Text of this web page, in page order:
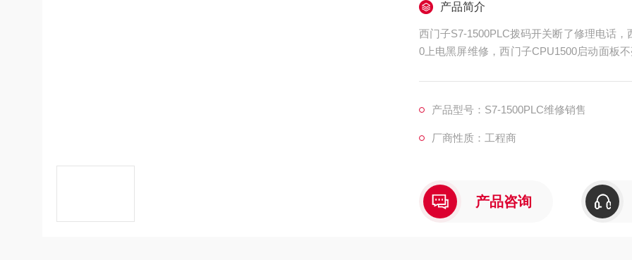
产品简介
西门子S7-1500PLC拨码开关断了修理电话
0上电黑屏维修，西门子CPU1500启动面板
产品型号：S7-1500PLC维修销售
厂商性质：工程商
产品咨询